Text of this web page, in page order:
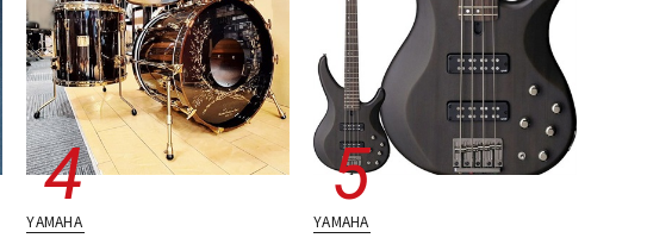
YAMAHA YAMAHA